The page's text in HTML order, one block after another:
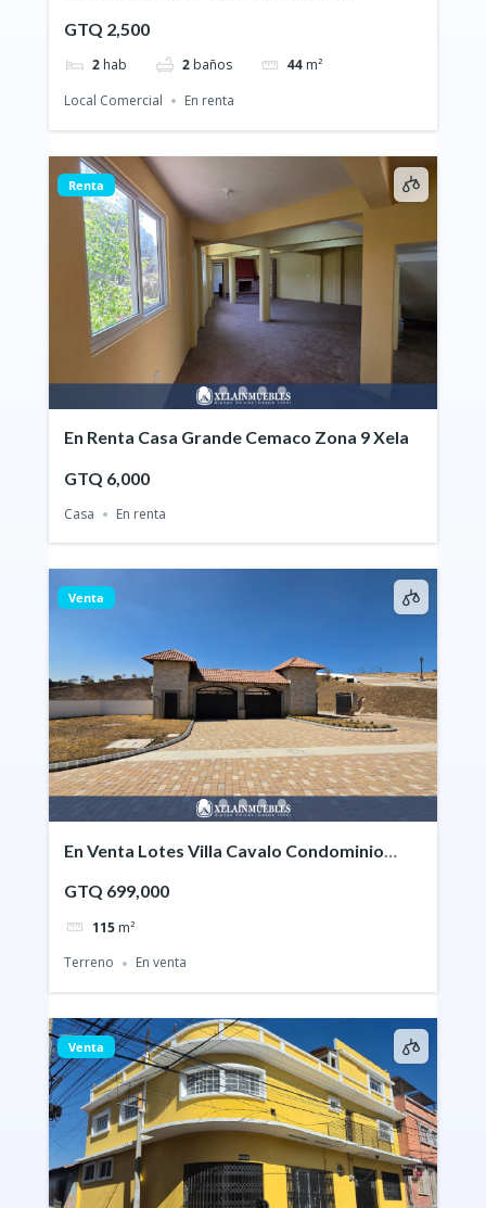
GTQ 2,500
2 hab 2 baños 44 m²
Local Comercial
En renta
Renta
En Renta Casa Grande Cemaco Zona 9 Xela
GTQ 6,000
Casa En renta
Venta
En Venta Lotes Villa Cavalo Condominio
GTQ 699,000
115 m²
Terreno
En venta
Venta